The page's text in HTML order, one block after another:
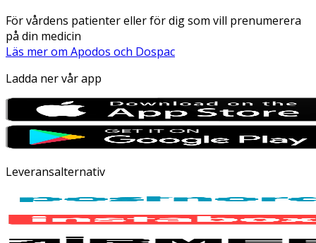
För vårdens patienter eller för dig som vill prenumerera
på din medicin
Läs mer om Apodos och Dospac
Ladda ner vår app
Leveransalternativ